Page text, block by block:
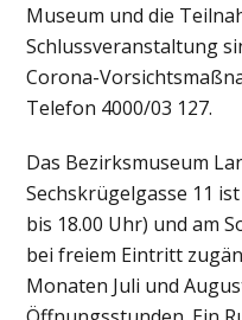
Museum und die
Schlussveranstaltung
Corona-
Telefon 4000/03 127.
Das Bezirksmuseum
Sechskrügelgasse 11
bis 18.00 Uhr) und am
bei freiem Eintritt
Monaten Juli und